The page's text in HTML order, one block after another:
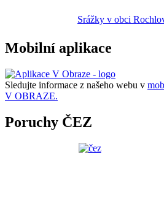
Srážky v obci
Mobilní aplikace
Sledujte informace z našeho webu v
V OBRAZE.
Poruchy ČEZ